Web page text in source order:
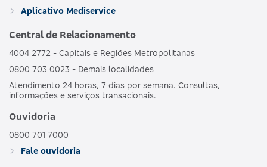
Aplicativo Mediservice
Central de Relacionamento
4004 2772 - Capitais e Regiões Metropolitanas
0800 703 0023 - Demais localidades
Atendimento 24 horas, 7 dias por semana. Consultas,
informações e serviços transacionais.
Ouvidoria
0800 701 7000
Fale ouvidoria